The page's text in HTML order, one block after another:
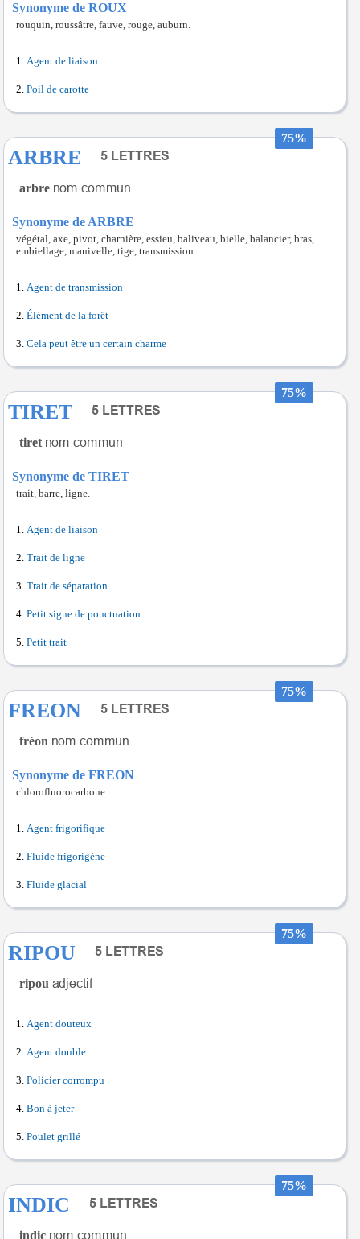
Synonyme de ROUX
rouquin, roussâtre, fauve, rouge, auburn.
Agent de liaison
Poil de carotte
75%
ARBRE
arbre
Synonyme de ARBRE
végétal, axe, pivot, charnière, essieu, baliveau, bielle, balancier, bras,
embiellage, manivelle, tige, transmission.
Agent de transmission
Élément de la forêt
Cela peut être un certain charme
75%
TIRET
tiret
Synonyme de TIRET
trait, barre, ligne.
Agent de liaison
Trait de ligne
Trait de séparation
Petit signe de ponctuation
Petit trait
75%
FREON
fréon
Synonyme de FREON
chlorofluorocarbone.
Agent frigorifique
Fluide frigorigène
Fluide glacial
75%
RIPOU
ripou
Agent douteux
Agent double
Policier corrompu
Bon à jeter
Poulet grillé
75%
INDIC
indic